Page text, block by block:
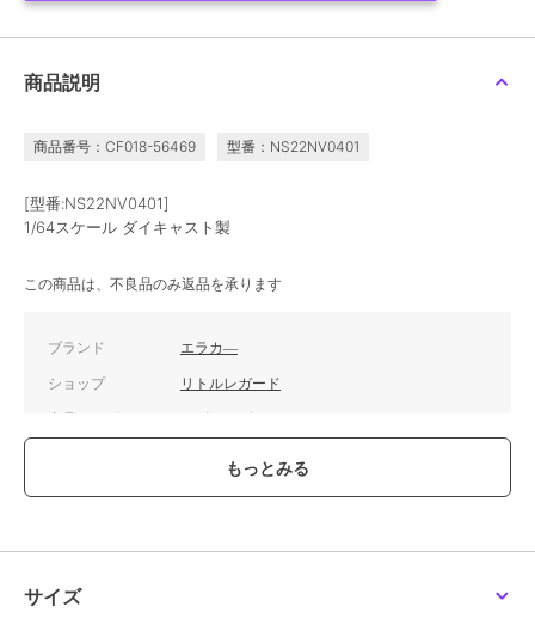
商品説明
商品番号：CF018-56469 型番：NS22NV0401
[型番:NS22NV0401]
1/64スケール ダイキャスト製
この商品は、不良品のみ返品を承ります
ブランド エラカ―
ショップ リトルレガード
商品カテゴリ ホビー・ゲーム
デルカー
素材
ダイキャスト製
サイズ